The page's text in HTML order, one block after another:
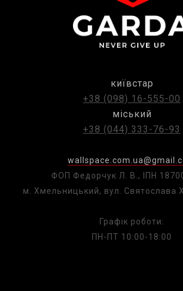
київстар
+38 (098) 16-555-00
міський
+38 (044) 333-76-93
ФОП Федорчук Л. В., ІПН
м. Хмельницький, вул. Святослава
Графік роботи:
ПН-ПТ 10:00-18:00